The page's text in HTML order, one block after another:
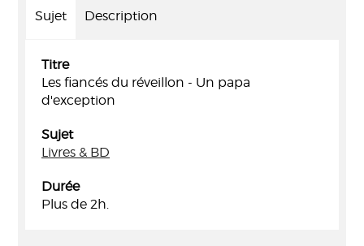
Sujet Description
Titre
Les fiancés du réveillon - Un papa
d'exception
Sujet
Livres & BD
Durée
Plus de 2h.